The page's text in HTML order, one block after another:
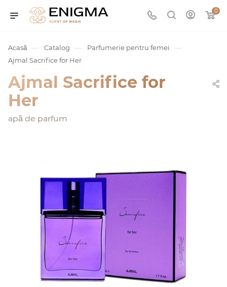
0
Acasă — Catalog — Parfumerie pentru femei —
Ajmal Sacrifice for Her
Ajmal Sacrifice for
Her
apă de parfum